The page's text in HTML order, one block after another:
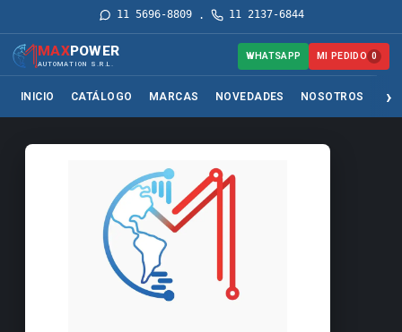
11 5696-8809· 11 2137-6844
MAXPOWER
AUTOMATION S.R.L.
INICIO CATÁLOGO MARCAS NOVEDADES NOSOTROS
WHATSAPP MI PEDIDO 0